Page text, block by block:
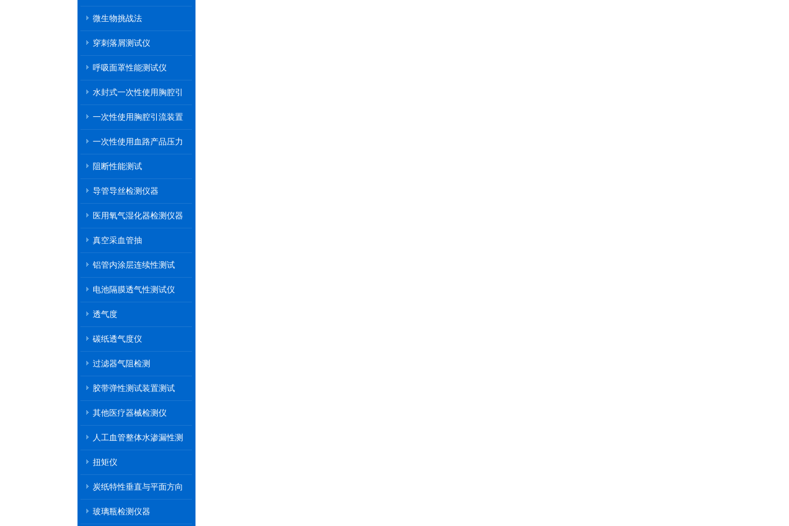
微生物挑战法
穿刺落屑测试仪
呼吸面罩性能测试仪
水封式一次性使用胸腔引
一次性使用胸腔引流装置
一次性使用血路产品压力
阻断性能测试
导管导丝检测仪器
医用氧气湿化器检测仪器
真空采血管抽
铝管内涂层连续性测试
电池隔膜透气性测试仪
透气度
碳纸透气度仪
过滤器气阻检测
胶带弹性测试装置测试
其他医疗器械检测仪
人工血管整体水渗漏性测
扭矩仪
炭纸特性垂直与平面方向
玻璃瓶检测仪器